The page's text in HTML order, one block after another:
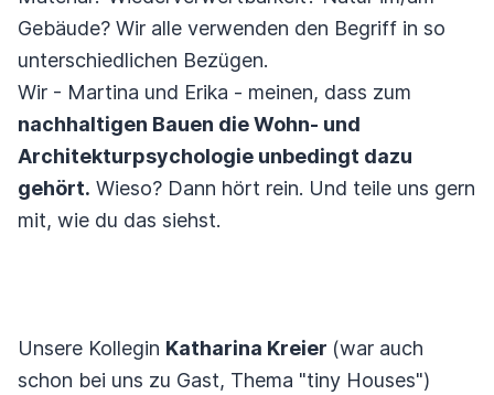
Gebäude? Wir alle verwenden den Begriff in so
unterschiedlichen Bezügen.
Wir - Martina und Erika - meinen, dass zum
nachhaltigen Bauen die Wohn- und
Architekturpsychologie unbedingt dazu
gehört. Wieso? Dann hört rein. Und teile uns gern
mit, wie du das siehst.
Unsere Kollegin Katharina Kreier (war auch
schon bei uns zu Gast, Thema "tiny Houses")